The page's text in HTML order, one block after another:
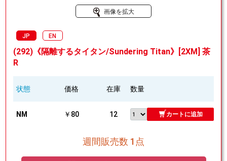
画像を拡大
JP EN
(292)《隔離するタイタン/Sundering Titan》[2XM] 茶
R
状態 価格 在庫 数量
NM ￥80 12 カートに追加
週間販売数 1点